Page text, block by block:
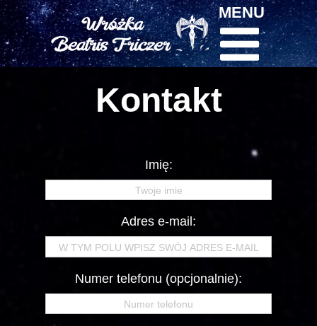
Imię:
Adres e-mail:
Numer telefonu (opcjonalnie):
MENU
Kontakt